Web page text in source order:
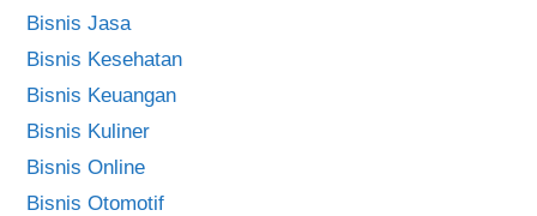
Bisnis Jasa
Bisnis Kesehatan
Bisnis Keuangan
Bisnis Kuliner
Bisnis Online
Bisnis Otomotif